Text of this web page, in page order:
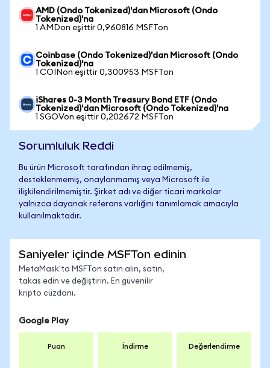
AMD (Ondo Tokenized)'dan Microsoft (Ondo
Tokenized)'na
1 AMDon eşittir 0,960816 MSFTon
Coinbase (Ondo Tokenized)'dan Microsoft (Ondo
Tokenized)'na
1 COINon eşittir 0,300953 MSFTon
iShares 0-3 Month Treasury Bond ETF (Ondo
Tokenized)'dan Microsoft (Ondo Tokenized)'na
1 SGOVon eşittir 0,202672 MSFTon
Sorumluluk Reddi
Bu ürün Microsoft tarafından ihraç edilmemiş,
desteklenmemiş, onaylanmamış veya Microsoft ile
ilişkilendirilmemiştir. Şirket adı ve diğer ticari markalar
yalnızca dayanak referans varlığını tanımlamak amacıyla
kullanılmaktadır.
Saniyeler içinde MSFTon edinin
MetaMask'ta MSFTon satın alın, satın,
takas edin ve değiştirin. En güvenilir
kripto cüzdanı.
Google Play
Puan İndirme Değerlendirme